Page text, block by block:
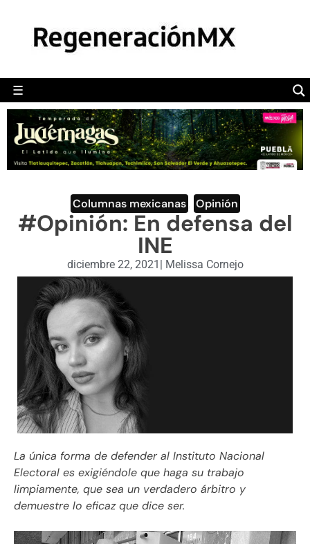
☰
POLÍTICA
CAMALEÓN
OPINIÓN
DEPORTES
ENGLISH SECTION
VIDEOS
Columnas mexicanas Opinión
#Opinión: En defensa del
INE
diciembre 22, 2021 | Melissa Cornejo
La única forma de defender al Instituto Nacional
Electoral es exigiéndole que haga su trabajo
limpiamente, que sea un verdadero árbitro y
demuestre lo eficaz que dice ser.